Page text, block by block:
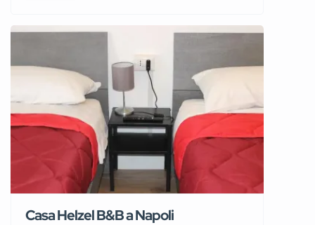
Casa Helzel B&B a Napoli